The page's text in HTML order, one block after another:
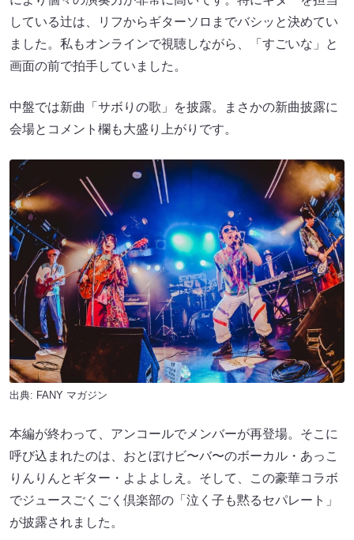
している辻は、リフからギターソロまでバシッと決めてい
ました。私もオンラインで視聴しながら、「すごいな」と
画面の前で拍手していました。
中盤では新曲「サボりの歌」を披露。まさかの新曲披露に
会場とコメント欄も大盛り上がりです。
出典: FANY マガジン
本編が終わって、アンコールでメンバーが再登場。そこに
呼び込まれたのは、おとぼけビ〜バ〜のボーカル・あっこ
りんりんとギター・よよよしえ。そして、この豪華コラボ
でジュースごくごく倶楽部の「泣く子も黙るセパレート」
が披露されました。